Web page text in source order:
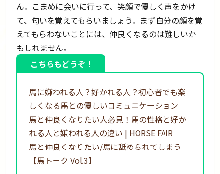
ん。こまめに会いに行って、笑顔で優しく声をかけ
て、匂いを覚えてもらいましょう。まず自分の顔を覚
えてもらわないことには、仲良くなるのは難しいか
もしれません。
こちらもどうぞ！
馬に嫌われる人？好かれる人？初心者でも楽
しくなる馬との優しいコミュニケーション
馬と仲良くなりたい人必見！馬の性格と好か
れる人と嫌われる人の違い | HORSE FAIR
馬と仲良くなりたい/馬に舐められてしまう
【馬トーク Vol.3】